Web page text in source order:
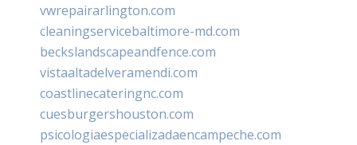
vwrepairarlington.com
cleaningservicebaltimore-md.com
beckslandscapeandfence.com
vistaaltadelveramendi.com
coastlinecateringnc.com
cuesburgershouston.com
psicologiaespecializadaencampeche.com